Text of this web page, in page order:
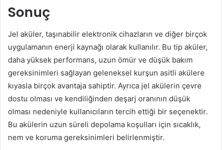
Sonuç
Jel aküler, taşınabilir elektronik cihazların ve diğer birçok
uygulamanın enerji kaynağı olarak kullanılır. Bu tip aküler,
daha yüksek performans, uzun ömür ve düşük bakım
gereksinimleri sağlayan geleneksel kurşun asitli akülere
kıyasla birçok avantaja sahiptir. Ayrıca jel akülerin çevre
dostu olması ve kendiliğinden deşarj oranının düşük
olması nedeniyle kullanıcıların tercih ettiği bir seçenektir.
Bu akülerin uzun süreli depolama koşulları için sıcaklık,
nem ve koruma gereksinimleri belirlenmiştir.